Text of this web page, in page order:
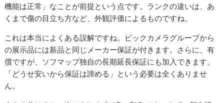
機能は正常」なことが前提という点です。ランクの違いは、あ
くまで傷の目立ち方など、外観評価によるものですね。
これは本当によくある誤解ですね。ビックカメラグループから
の展示品には新品と同じメーカー保証が付きます。さらに、有
償ですが、ソフマップ独自の長期延長保証にも加入できます。
「どうせ安いから保証は諦める」という必要は全くありませ
ん。